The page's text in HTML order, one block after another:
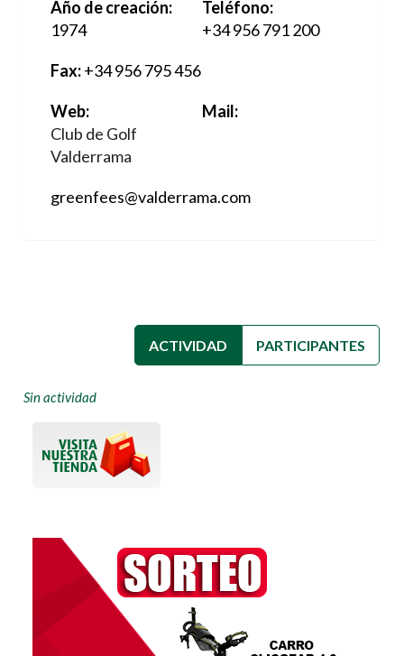
Año de creación:
1974
Teléfono:
+34 956 791 200
Fax:+34 956 795 456
Web:
Club de Golf
Valderrama
Mail:
greenfees@valderrama.com
ACTIVIDAD (SOLAPA ACTIVA)
PARTICIPANTES
Sin actividad